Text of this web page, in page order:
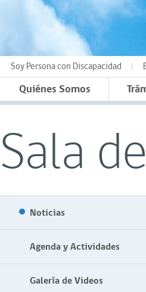
Soy Persona con Discapacidad
Quiénes Somos
Sala
Noticias
Agenda y Actividades
Galería de Videos